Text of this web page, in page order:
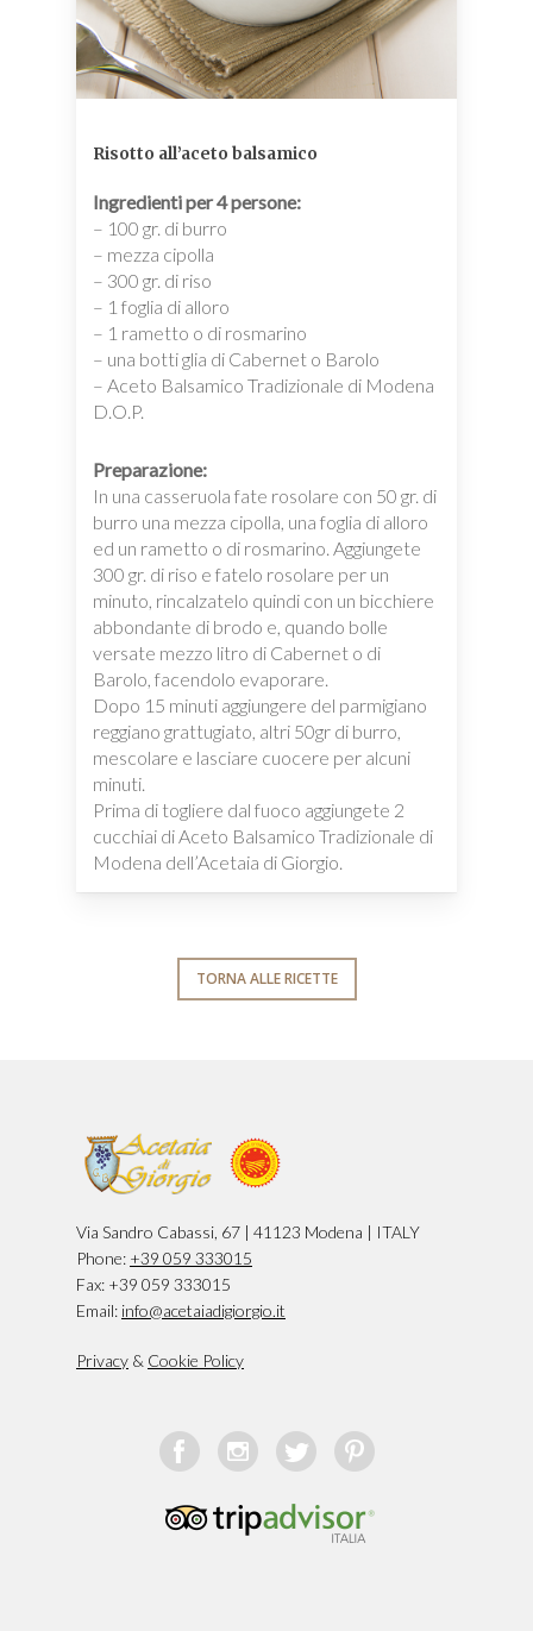
Risotto all’aceto balsamico
Ingredienti per 4 persone:
– 100 gr. di burro
– mezza cipolla
– 300 gr. di riso
– 1 foglia di alloro
– 1 rametto o di rosmarino
– una botti glia di Cabernet o Barolo
– Aceto Balsamico Tradizionale di Modena
D.O.P.
Preparazione:
In una casseruola fate rosolare con 50 gr. di
burro una mezza cipolla, una foglia di alloro
ed un rametto o di rosmarino. Aggiungete
300 gr. di riso e fatelo rosolare per un
minuto, rincalzatelo quindi con un bicchiere
abbondante di brodo e, quando bolle
versate mezzo litro di Cabernet o di
Barolo, facendolo evaporare.
Dopo 15 minuti aggiungere del parmigiano
reggiano grattugiato, altri 50gr di burro,
mescolare e lasciare cuocere per alcuni
minuti.
Prima di togliere dal fuoco aggiungete 2
cucchiai di Aceto Balsamico Tradizionale di
Modena dell’Acetaia di Giorgio.
TORNA ALLE RICETTE
Via Sandro Cabassi, 67 | 41123 Modena | ITALY
Phone: +39 059 333015
Fax: +39 059 333015
Email: info@acetaiadigiorgio.it
Privacy & Cookie Policy